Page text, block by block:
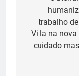
Post
trabalho
Villa na nova
cuidado